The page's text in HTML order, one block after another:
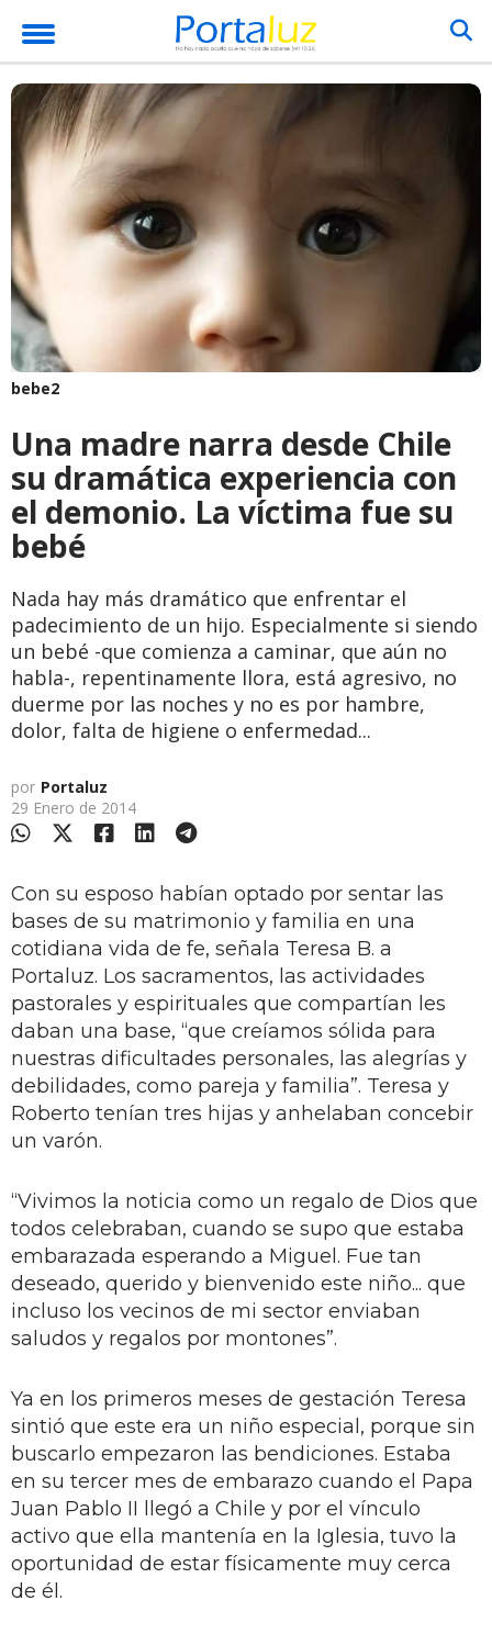
bebe2
Una madre narra desde Chile
su dramática experiencia con
el demonio. La víctima fue su
bebé
Nada hay más dramático que enfrentar el
padecimiento de un hijo. Especialmente si siendo
un bebé -que comienza a caminar, que aún no
habla-, repentinamente llora, está agresivo, no
duerme por las noches y no es por hambre,
dolor, falta de higiene o enfermedad...
por Portaluz
29 Enero de 2014
Con su esposo habían optado por sentar las
bases de su matrimonio y familia en una
cotidiana vida de fe, señala Teresa B. a
Portaluz. Los sacramentos, las actividades
pastorales y espirituales que compartían les
daban una base, “que creíamos sólida para
nuestras dificultades personales, las alegrías y
debilidades, como pareja y familia”. Teresa y
Roberto tenían tres hijas y anhelaban concebir
un varón.
“Vivimos la noticia como un regalo de Dios que
todos celebraban, cuando se supo que estaba
embarazada esperando a Miguel. Fue tan
deseado, querido y bienvenido este niño... que
incluso los vecinos de mi sector enviaban
saludos y regalos por montones”.
Ya en los primeros meses de gestación Teresa
sintió que este era un niño especial, porque sin
buscarlo empezaron las bendiciones. Estaba
en su tercer mes de embarazo cuando el Papa
Juan Pablo II llegó a Chile y por el vínculo
activo que ella mantenía en la Iglesia, tuvo la
oportunidad de estar físicamente muy cerca
de él.